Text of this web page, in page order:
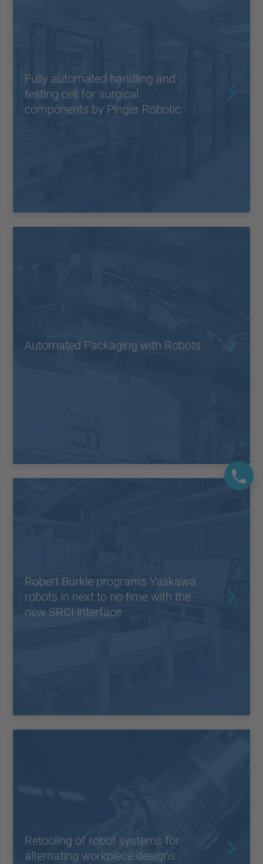
Fully automated handling and
testing cell for surgical
components by Pinger Robotic
Automated Packaging with Robots
Robert Bürkle programs Yaskawa
robots in next to no time with the
new SRCI interface
Retooling of robot systems for
alternating workpiece designs